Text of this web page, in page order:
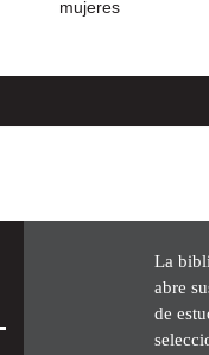
mujeres
La
abre
de